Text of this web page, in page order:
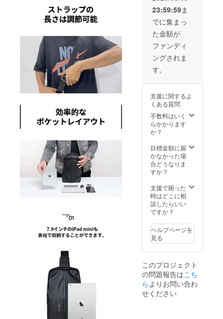
23:59:59ま
でに集まっ
た金額が
ファンディ
ングされま
す。
支援に関するよ
くある質問
手数料はいく
らかかります
か？
目標金額に届
かなかった場
合どうなりま
すか？
支援で困った
時はどこに相
談したらいい
ですか？
ヘルプページを
見る
このプロジェクト
の問題報告はこち
ら よりお問い合わ
せください